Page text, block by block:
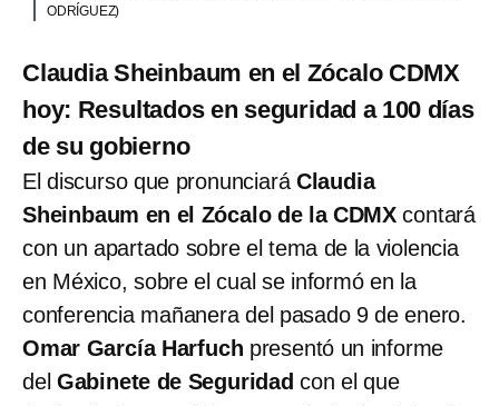
ODRÍGUEZ)
Claudia Sheinbaum en el Zócalo CDMX
hoy: Resultados en seguridad a 100 días
de su gobierno
El discurso que pronunciaráClaudia
Sheinbaum en el Zócalo de la CDMX contará
con un apartado sobre el tema de la violencia
en México, sobre el cual se informó en la
conferencia mañanera del pasado 9 de enero.
Omar García Harfuch presentó un informe
delGabinete de Seguridadcon el que